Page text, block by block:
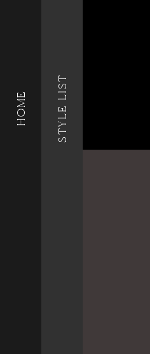
HOME STYLE LIST